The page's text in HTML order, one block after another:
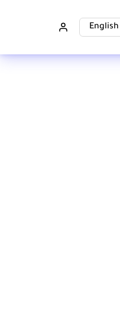
English